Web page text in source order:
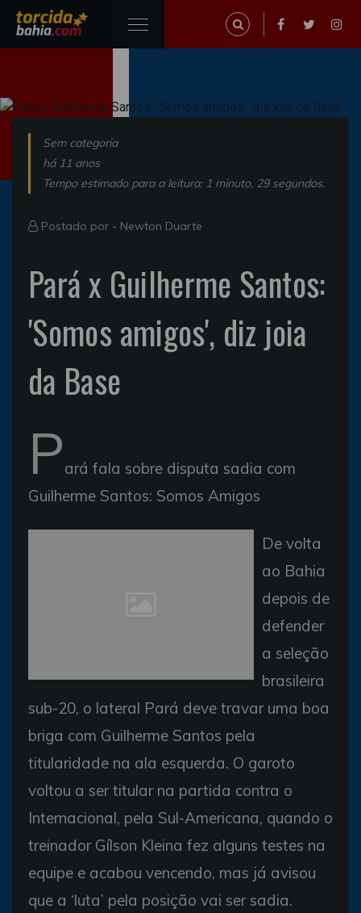
Sem categoria
há 11 anos
Tempo estimado para a leitura: 1 minuto, 29 segundos.
Postado por - Newton Duarte
Pará x Guilherme Santos:
'Somos amigos', diz joia
da Base
Pará fala sobre disputa sadia com
Guilherme Santos: Somos Amigos
De volta
ao Bahia
depois de
defender
a seleção
brasileira
sub-20, o lateral Pará deve travar uma boa
briga com Guilherme Santos pela
titularidade na ala esquerda. O garoto
voltou a ser titular na partida contra o
Internacional, pela Sul-Americana, quando o
treinador Gílson Kleina fez alguns testes na
equipe e acabou vencendo, mas já avisou
que a ‘luta’ pela posição vai ser sadia.